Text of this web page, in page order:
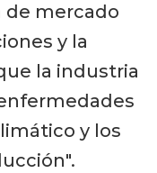
de mercado
y la
la industria
y los